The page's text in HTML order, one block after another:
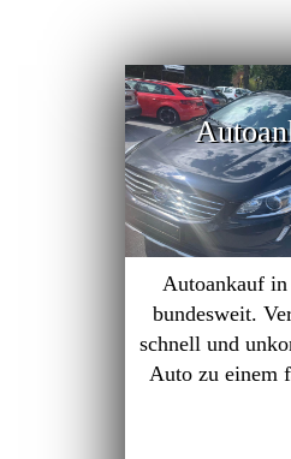
Autoankauf
bundesweit.
schnell und
Auto zu einem